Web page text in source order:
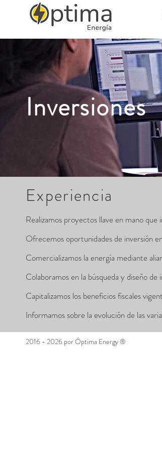
Inversiones
Experiencia
Realizamos proyectos llave en mano
Ofrecemos oportunidades de inversión
Comercializamos la energía mediante
Colaboramos en la búsqueda y diseño
Capitalizamos los beneficios fiscales
Informamos sobre la evolución de las
2016 - 2026 por Óptima Energy ®